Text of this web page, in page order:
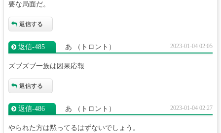
要な局面だ。
返信する
返信‐485 あ （トロント） 2023-01-04 02:05
ズブズブ一族は因果応報
返信する
返信‐486 あ （トロント） 2023-01-04 02:27
やられた方は黙ってるはずないでしょう。